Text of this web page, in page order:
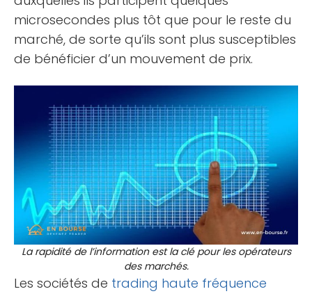
microsecondes plus tôt que pour le reste du
marché, de sorte qu’ils sont plus susceptibles
de bénéficier d’un mouvement de prix.
La rapidité de l’information est la clé pour les opérateurs
des marchés.
Les sociétés de trading haute fréquence